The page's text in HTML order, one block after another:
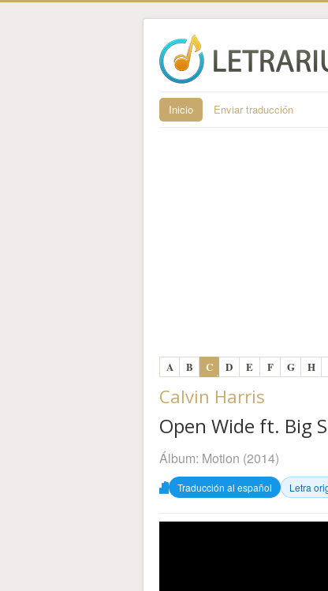
Inicio Enviar traducción
A B C D E F G H
Calvin Harris
Open Wide ft. Big
Álbum: Motion (2014)
Traducción al español Letra